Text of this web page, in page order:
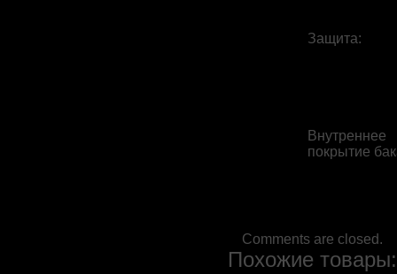
Защита:
Внутреннее
покрытие
Comments are closed.
Похожие товары: